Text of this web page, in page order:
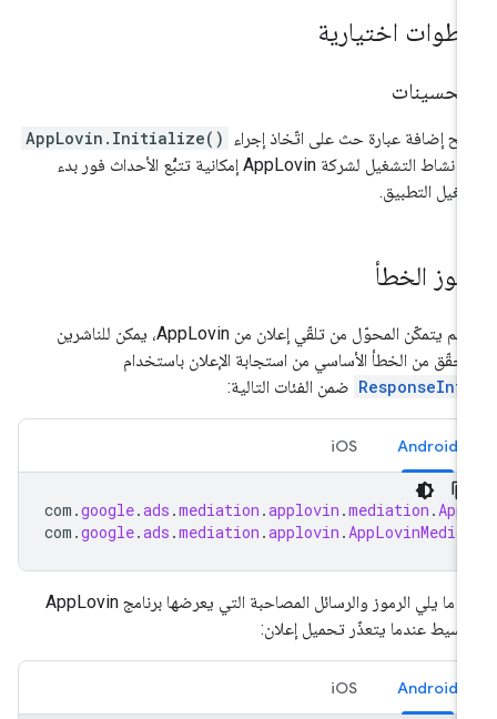
اختيارية
إضافة عبارة حث على اتّخاذ إجراء AppLovin.Initialize()
إلى نشاط التشغيل لشركة AppLovin إمكانية تتبُّع الأحداث فور بدء
التطبيق.
الخطأ
إذا لم يتمكّن المحوّل من تلقّي إعلان من AppLovin، يمكن للناشرين
من الخطأ الأساسي من استجابة الإعلان باستخدام
ضمن الفئات التالية:
Android
com.google. ads.mediation.applovin.mediation.
com.google. ads.mediation.applovin.
في ما يلي الرموز والرسائل المصاحبة التي يعرضها برنامج AppLovin
عندما يتعذّر تحميل إعلان:
Android